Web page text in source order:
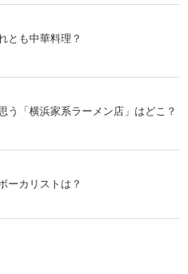
とも中華料理？
う「横浜家系ラーメン店」はどこ？
ーカリストは？